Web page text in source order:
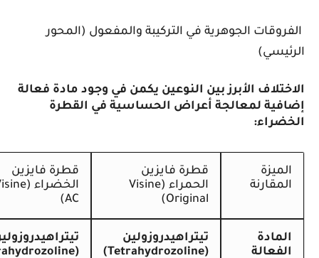
الجوهرية في التركيبة والمفعول (المحور
الأبرز بين النوعين يكمن في وجود مادة فعالة
لمعالجة أعراض الحساسية في القطرة
قطرة فايزين
الحمراء (Visine
Original)
قطرة فايزين
الخضراء (Visine
تيتراهيدروزولين
تيتراهيدروزولين
(Tetrahydrozoline)